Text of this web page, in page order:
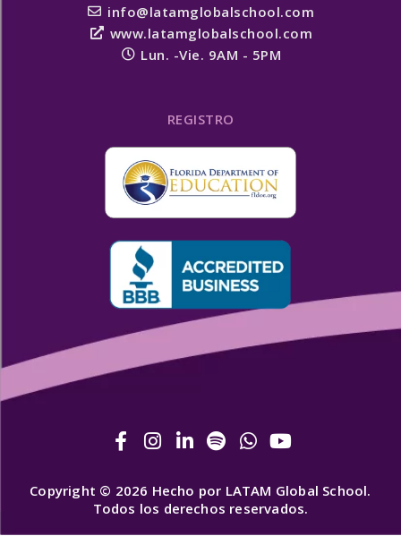
info@latamglobalschool.com
www.latamglobalschool.com
Lun. -Vie. 9AM - 5PM
REGISTRO
Copyright © 2026 Hecho por LATAM Global School.
Todos los derechos reservados.